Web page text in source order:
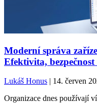
Moderní správa
Efektivita,
Lukáš Honus | 14. červen
Organizace dnes používají